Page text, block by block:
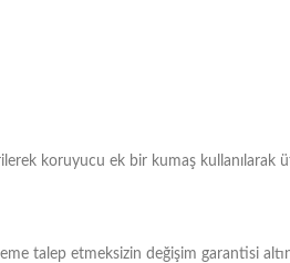
koruyucu ek bir kumaş kullanılarak
talep etmeksizin değişim garantisi